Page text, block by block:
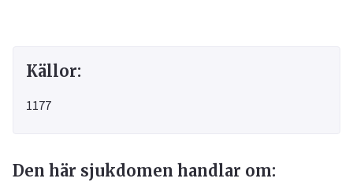
Källor:
1177
Den här sjukdomen handlar om: